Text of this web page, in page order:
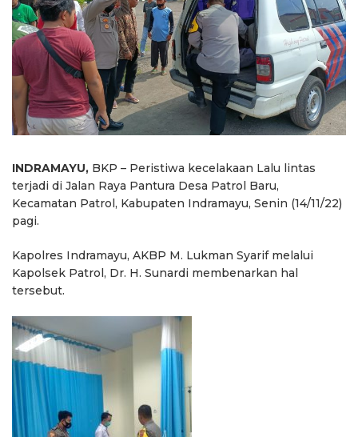
INDRAMAYU, BKP – Peristiwa kecelakaan Lalu lintas
terjadi di Jalan Raya Pantura Desa Patrol Baru,
Kecamatan Patrol, Kabupaten Indramayu, Senin (14/11/22)
pagi.
Kapolres Indramayu, AKBP M. Lukman Syarif melalui
Kapolsek Patrol, Dr. H. Sunardi membenarkan hal
tersebut.